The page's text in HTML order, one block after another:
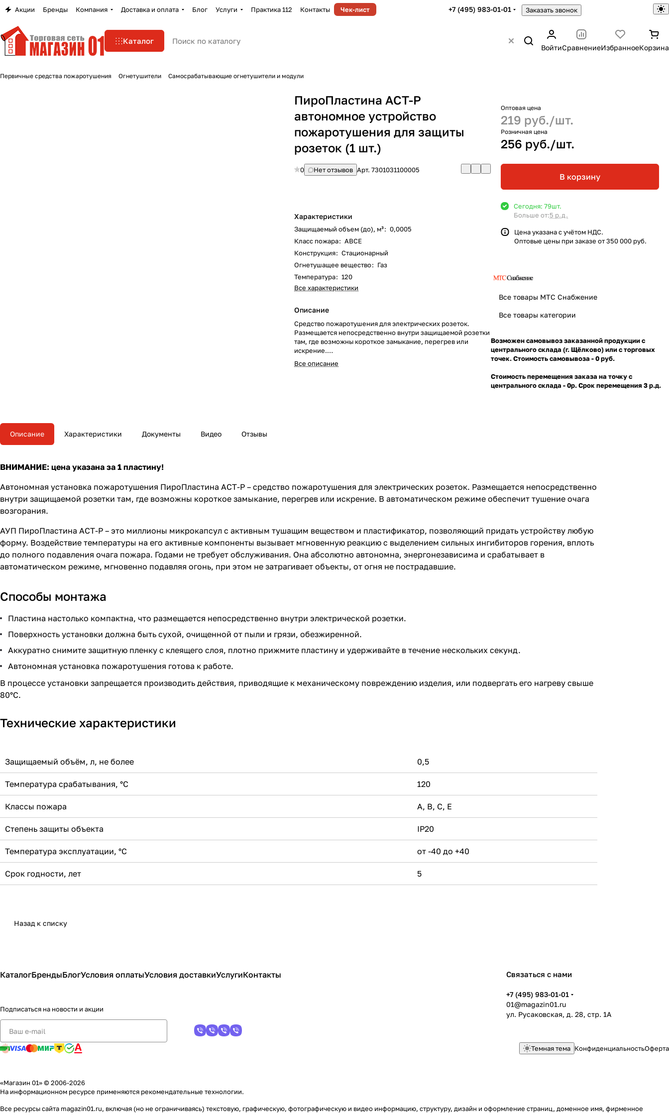
Акции Бренды Компания Доставка и оплата Блог Услуги Практика 112 Контакты Чек-лист +7 (495) 983-01-01 Заказать звонок
Каталог
ВойтиСравнениеИзбранноеКорзина
Первичные средства пожаротушения Огнетушители Самосрабатывающие огнетушители и модули
ПироПластина АСТ-Р
автономное устройство
пожаротушения для защиты
розеток (1 шт.)
0 Нет отзывов Арт.7301031100005
Характеристики
Защищаемый объем (до), м³: 0,0005
Класс пожара: ABCE
Конструкция: Стационарный
Огнетушащее вещество: Газ
Температура: 120
Все характеристики
Описание
Средство пожаротушения для электрических розеток.
Размещается непосредственно внутри защищаемой розетки
там, где возможны короткое замыкание, перегрев или
искрение.
Цена указана за 1 пластину!
Все описание
Оптовая цена
219 руб./шт.
Розничная цена
256 руб./шт.
В корзину
Сегодня: 79шт.
Больше от:5 р.д.
Цена указана с учётом НДС.
Оптовые цены при заказе от 350 000 руб.
Все товары МТС Снабжение
Все товары категории
Возможен самовывоз заказанной продукции с
центрального склада (г. Щёлково) или с торговых
точек. Стоимость самовывоза - 0 руб.
Стоимость перемещения заказа на точку с
центрального склада - 0р. Срок перемещения 3 р.д.
Описание Характеристики Документы Видео Отзывы
ВНИМАНИЕ: цена указана за 1 пластину!
Автономная установка пожаротушения ПироПластина АСТ-Р – средство пожаротушения для электрических розеток. Размещается непосредственно
внутри защищаемой розетки там, где возможны короткое замыкание, перегрев или искрение. В автоматическом режиме обеспечит тушение очага
возгорания.
АУП ПироПластина ACТ-P – это миллионы микрокапсул с активным тушащим веществом и пластификатор, позволяющий придать устройству любую
форму. Воздействие температуры на его активные компоненты вызывает мгновенную реакцию с выделением сильных ингибиторов горения, вплоть
до полного подавления очага пожара. Годами не требует обслуживания. Она абсолютно автономна, энергонезависима и срабатывает в
автоматическом режиме, мгновенно подавляя огонь, при этом не затрагивает объекты, от огня не пострадавшие.
Способы монтажа
Пластина настолько компактна, что размещается непосредственно внутри электрической розетки.
Поверхность установки должна быть сухой, очищенной от пыли и грязи, обезжиренной.
Аккуратно снимите защитную пленку с клеящего слоя, плотно прижмите пластину и удерживайте в течение нескольких секунд.
Автономная установка пожаротушения готова к работе.
В процессе установки запрещается производить действия, приводящие к механическому повреждению изделия, или подвергать его нагреву свыше
80°С.
Технические характеристики
Защищаемый объём, л, не более 0,5
Температура срабатывания, °С 120
Классы пожара А, В, С, Е
Степень защиты объекта IP20
Температура эксплуатации, °С от -40 до +40
Срок годности, лет 5
Назад к списку
КаталогБрендыБлогУсловия оплатыУсловия доставкиУслугиКонтакты
Подписаться на новости и акции
Связаться с нами
+7 (495) 983-01-01
01@magazin01.ru
ул. Русаковская, д. 28, стр. 1А
Темная тема КонфиденциальностьОферта
«Магазин 01» © 2006-2026
На информационном ресурсе применяются рекомендательные технологии.
Все ресурсы сайта magazin01.ru, включая (но не ограничиваясь) текстовую, графическую, фотографическую и видео информацию, структуру, дизайн и оформление страниц, доменное имя, фирменное